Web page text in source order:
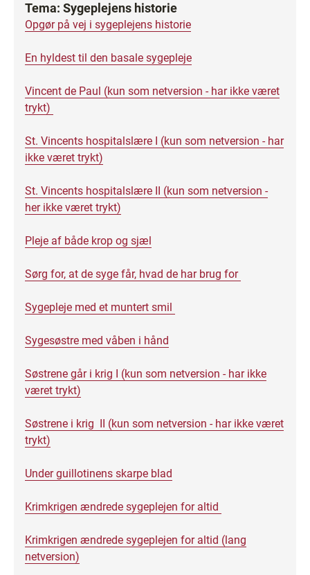
Tema: Sygeplejens historie
Opgør på vej i sygeplejens historie
En hyldest til den basale sygepleje
Vincent de Paul (kun som netversion - har ikke været
trykt)
St. Vincents hospitalslære I (kun som netversion - har
ikke været trykt)
St. Vincents hospitalslære II (kun som netversion -
her ikke været trykt)
Pleje af både krop og sjæl
Sørg for, at de syge får, hvad de har brug for
Sygepleje med et muntert smil
Sygesøstre med våben i hånd
Søstrene går i krig I (kun som netversion - har ikke
været trykt)
Søstrene i krig II (kun som netversion - har ikke været
trykt)
Under guillotinens skarpe blad
Krimkrigen ændrede sygeplejen for altid
Krimkrigen ændrede sygeplejen for altid (lang
netversion)